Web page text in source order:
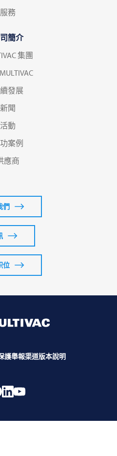
服務
簡介
集團
發展
新聞
活動
案例
應商
們
位
護舉報渠道版本說明